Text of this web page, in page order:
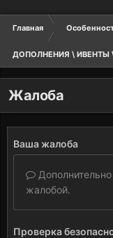
Главная
ДОПОЛНЕНИЯ \ ИВЕНТЫ
Жалоба
Ваша жалоба
жалобой.
Проверка